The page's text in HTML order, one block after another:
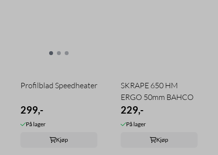
Profilblad Speedheater
299,-
På lager
Kjøp
SKRAPE 650 HM
ERGO 50mm BAHCO
229,-
På lager
Kjøp